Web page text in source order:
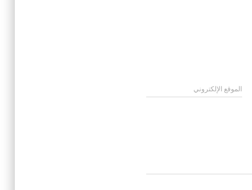
الموقع الإلكتروني